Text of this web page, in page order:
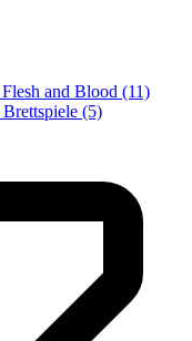
Flesh and Blood (11)
Brettspiele (5)